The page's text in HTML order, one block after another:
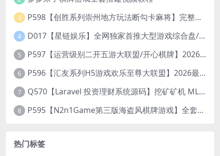
3 P598【创胜系列崇州地方玩法断勾卡麻将】完整服务器组件+双端APP+授权机+通用视频教程
4 D017【星链娱乐】全网独家首推大型游戏综合盘/体育/PG/电竟/电玩大型综合体
5 P597【运营级别二开五游大联盟/开心棋牌】2026最新整理完整服务器组件+双端APP+完美AI机器人+超详细视频教程
6 P596【汇友系列H5游戏欢乐至尊大联盟】2026最新整理Linux系统最新组件+搭建教程
7 Q570【Laravel 投资理财系统源码】挖矿矿机 MLM分销 带后台
8 P595【N2n1Game第三版海盗风棋牌游戏】全套完整源码v8.0.0.1含android、ios、pc源码+布署文档+视频教程
热门标签